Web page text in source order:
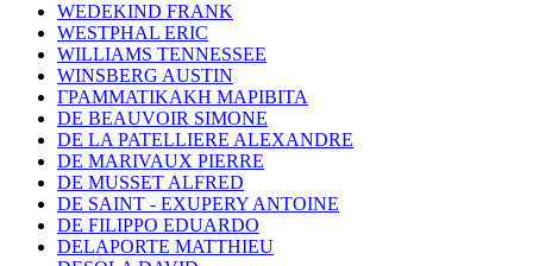
WEDEKIND FRANK
WESTPHAL ERIC
WILLIAMS TENNESSEE
WINSBERG AUSTIN
ΓΡΑΜΜΑΤΙΚΑΚΗ ΜΑΡΙΒΙΤΑ
DE BEAUVOIR SIMONE
DE LA PATELLIERE ALEXANDRE
DE MARIVAUX PIERRE
DE MUSSET ALFRED
DE SAINT - EXUPERY ANTOINE
DE FILIPPO EDUARDO
DELAPORTE MATTHIEU